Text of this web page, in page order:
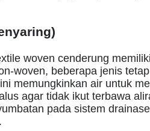
woven cenderung
woven, beberapa jenis
memungkinkan air untuk
agar tidak ikut terbawa
pada sistem